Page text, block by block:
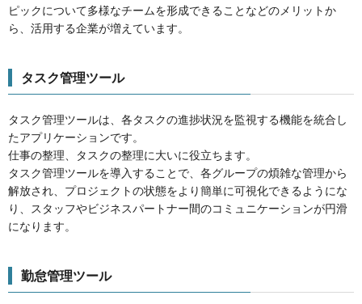
ピックについて多様なチームを形成できることなどのメリットか
ら、活用する企業が増えています。
タスク管理ツール
タスク管理ツールは、各タスクの進捗状況を監視する機能を統合し
たアプリケーションです。
仕事の整理、タスクの整理に大いに役立ちます。
タスク管理ツールを導入することで、各グループの煩雑な管理から
解放され、プロジェクトの状態をより簡単に可視化できるようにな
り、スタッフやビジネスパートナー間のコミュニケーションが円滑
になります。
勤怠管理ツール